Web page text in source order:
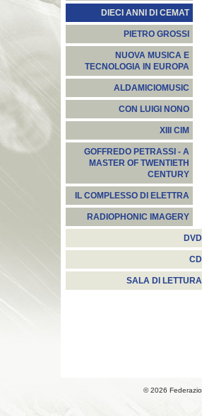
DIECI ANNI DI CEMAT
PIETRO GROSSI
NUOVA MUSICA E
TECNOLOGIA IN EUROPA
ALDAMICIOMUSIC
CON LUIGI NONO
XIII CIM
GOFFREDO PETRASSI - A
MASTER OF TWENTIETH
CENTURY
IL COMPLESSO DI ELETTRA
RADIOPHONIC IMAGERY
DVD
CD
SALA DI LETTURA
© 2026